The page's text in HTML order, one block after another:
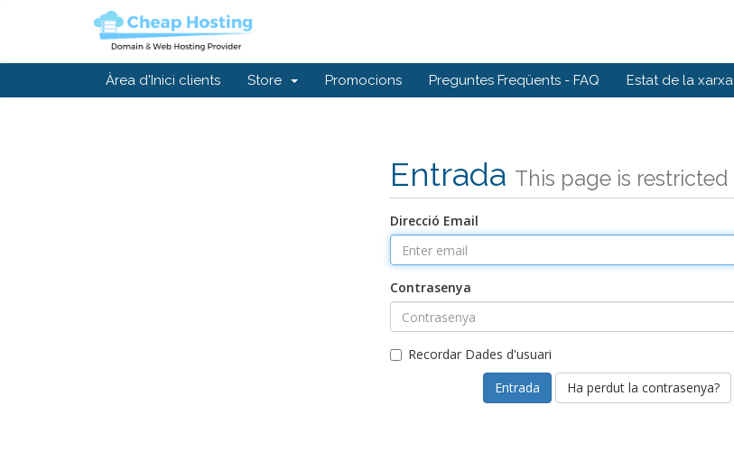
Àrea d'Inici clients Store Promocions Preguntes Freqüents - FAQ Estat de la xarxa
Entrada This page is restricted
Direcció Email
Contrasenya
Recordar Dades d'usuari
Ha perdut la contrasenya?